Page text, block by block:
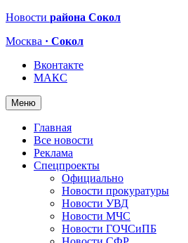
Новости района Сокол
Москва · Сокол
Вконтакте
МАКС
Меню
Главная
Все новости
Реклама
Спецпроекты
Официально
Новости прокуратуры
Новости УВД
Новости МЧС
Новости ГОЧСиПБ